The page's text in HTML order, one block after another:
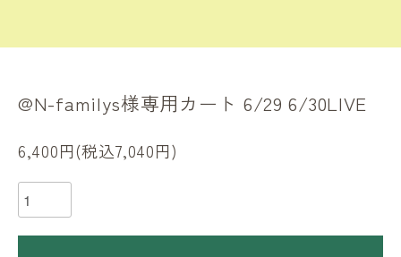
@N-familys様専用カート 6/29 6/30LIVE
6,400円(税込7,040円)